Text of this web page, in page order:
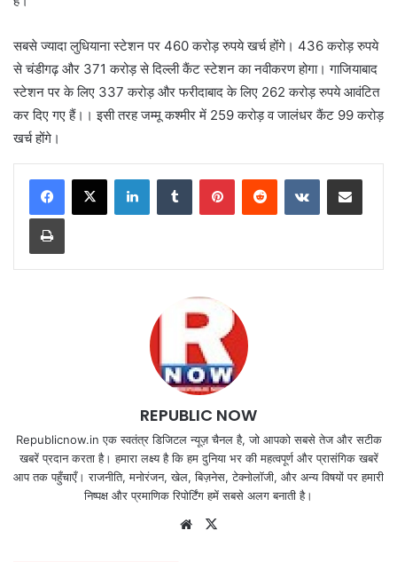
सबसे ज्यादा लुधियाना स्टेशन पर 460 करोड़ रुपये खर्च होंगे। 436 करोड़ रुपये
से चंडीगढ़ और 371 करोड़ से दिल्ली कैंट स्टेशन का नवीकरण होगा। गाजियाबाद
स्टेशन पर के लिए 337 करोड़ और फरीदाबाद के लिए 262 करोड़ रुपये आवंटित
कर दिए गए हैं।। इसी तरह जम्मू कश्मीर में 259 करोड़ व जालंधर कैंट 99 करोड़
खर्च होंगे।
LinkedInTumblr PinterestReddit VKontakteShare via Email
Print
REPUBLIC NOW
Republicnow.in एक स्वतंत्र डिजिटल न्यूज़ चैनल है, जो आपको सबसे तेज और सटीक
खबरें प्रदान करता है। हमारा लक्ष्य है कि हम दुनिया भर की महत्वपूर्ण और प्रासंगिक खबरें
आप तक पहुँचाएँ। राजनीति, मनोरंजन, खेल, बिज़नेस, टेक्नोलॉजी, और अन्य विषयों पर हमारी
निष्पक्ष और प्रमाणिक रिपोर्टिंग हमें सबसे अलग बनाती है।
Website